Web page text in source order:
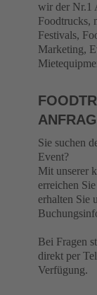
wir der Nr.1
Foodtrucks,
Festivals,
Marketing,
Sie suchen
Event?
Mit unserer
erreichen
erhalten Sie
Bei Fragen
direkt per
Verfügung.